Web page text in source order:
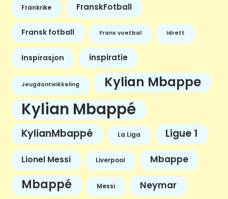
Frankrike FranskFotball
Fransk fotball Frans voetbal Idrett
Inspirasjon inspiratie
Jeugdontwikkeling Kylian Mbappe
Kylian Mbappé
KylianMbappé La Liga Ligue 1
Lionel Messi Liverpool Mbappe
Mbappé Messi Neymar